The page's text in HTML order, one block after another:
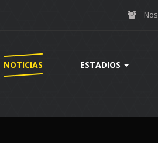
NOTICIAS ESTADIOS